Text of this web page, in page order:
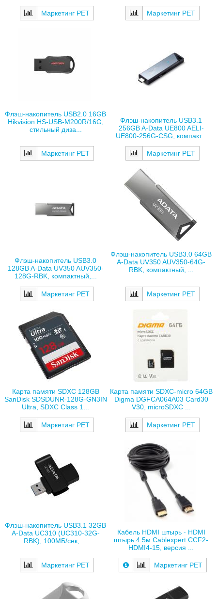
Маркетинг РЕТ Маркетинг РЕТ
Флэш-накопитель USB2.0 16GB
Hikvision HS-USB-M200R/16G,
стильный диза...
Маркетинг РЕТ
Флэш-накопитель USB3.1
256GB A-Data UE800 AELI-
UE800-256G-CSG, компакт...
Маркетинг РЕТ
Флэш-накопитель USB3.0
128GB A-Data UV350 AUV350-
128G-RBK, компактный,...
Маркетинг РЕТ
Флэш-накопитель USB3.0 64GB
A-Data UV350 AUV350-64G-
RBK, компактный, ...
Маркетинг РЕТ
Карта памяти SDXC 128GB
SanDisk SDSDUNR-128G-GN3IN
Ultra, SDXC Class 1...
Маркетинг РЕТ
Карта памяти SDXC-micro 64GB
Digma DGFCA064A03 Card30
V30, microSDXC ...
Маркетинг РЕТ
Флэш-накопитель USB3.1 32GB
A-Data UC310 (UC310-32G-
RBK), 100МБ/сек, ...
Маркетинг РЕТ
Кабель HDMI штырь - HDMI
штырь 4.5м Cablexpert CCF2-
HDMI4-15, версия ...
Маркетинг РЕТ